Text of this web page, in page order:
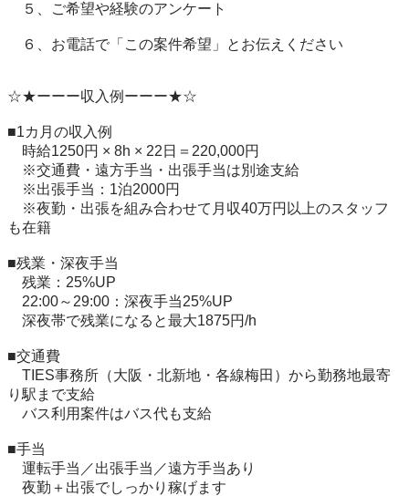
５、ご希望や経験のアンケート
６、お電話で「この案件希望」とお伝えください
☆★ーーー収入例ーーー★☆
■1カ月の収入例
時給1250円 × 8h × 22日＝220,000円
※交通費・遠方手当・出張手当は別途支給
※出張手当：1泊2000円
※夜勤・出張を組み合わせて月収40万円以上のスタッフ
も在籍
■残業・深夜手当
残業：25%UP
22:00～29:00：深夜手当25%UP
深夜帯で残業になると最大1875円/h
■交通費
TIES事務所（大阪・北新地・各線梅田）から勤務地最寄
り駅まで支給
バス利用案件はバス代も支給
■手当
運転手当／出張手当／遠方手当あり
夜勤＋出張でしっかり稼げます